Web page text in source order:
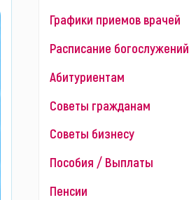
Графики приемов врачей
Расписание богослужений
Абитуриентам
Советы гражданам
Советы бизнесу
Пособия / Выплаты
Пенсии